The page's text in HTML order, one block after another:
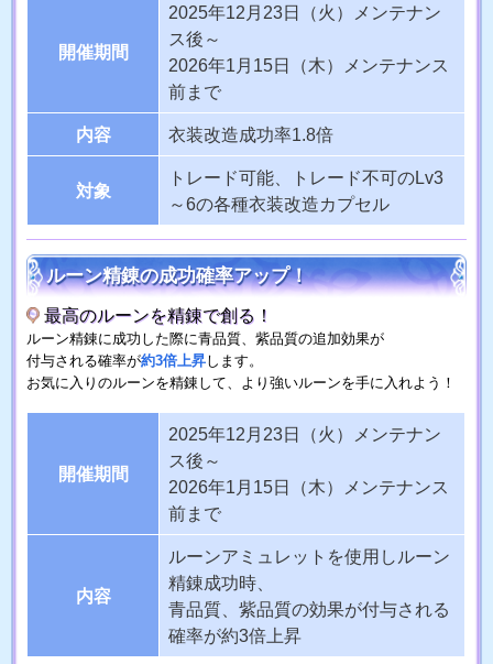
開催期間
2025年12月23日（火）メンテナン
ス後～
2026年1月15日（木）メンテナンス
前まで
内容 衣装改造成功率1.8倍
対象
トレード可能、トレード不可のLv3
～6の各種衣装改造カプセル
ルーン精錬の成功確率アップ！
最高のルーンを精錬で創る！
ルーン精錬に成功した際に青品質、紫品質の追加効果が
付与される確率が約3倍上昇します。
お気に入りのルーンを精錬して、より強いルーンを手に入れよう！
開催期間
2025年12月23日（火）メンテナン
ス後～
2026年1月15日（木）メンテナンス
前まで
内容
ルーンアミュレットを使用しルーン
精錬成功時、
青品質、紫品質の効果が付与される
確率が約3倍上昇